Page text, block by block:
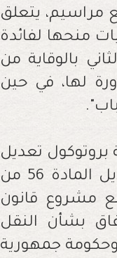
مراسيم، يتعلق
منحها لفائدة
بالوقاية من
لها، في حين
تعديل
المادة 50 (أ) من اتفاقية الطيران المدني وبروتوكول تعديل المادة 56 من
الموقعين بمونتريال في 6 أكتوبر 2016، مع مشروع قانون
بشأن النقل
وحكومة جمهورية